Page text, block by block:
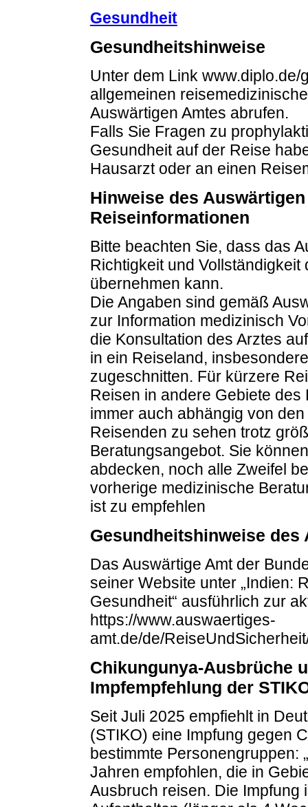
Gesundheit
Gesundheitshinweise
Unter dem Link
allgemeinen
Auswärtigen Amtes abrufen.
Falls Sie Fragen zu
Gesundheit auf der Reise
Hausarzt oder an einen
Hinweise des
Reiseinformationen
Bitte beachten Sie, dass das
Richtigkeit und
übernehmen kann.
Die Angaben sind gemäß
zur Information medizinisch
die Konsultation des Arztes
in ein Reiseland,
zugeschnitten. Für kürzere
Reisen in andere Gebiete
immer auch abhängig von
Reisenden zu sehen trotz
Beratungsangebot. Sie
abdecken, noch alle Zweifel
vorherige medizinische
ist zu empfehlen
Gesundheitshinweise des
Das Auswärtige Amt der
seiner Website unter „Indien:
Gesundheit“ ausführlich zur
https://www.auswaertiges-
amt.de/de/
Chikungunya-Ausbrüche
Impfempfehlung der
Seit Juli 2025 empfiehlt in
(STIKO) eine Impfung gegen
bestimmte Personengruppen:
Jahren empfohlen, die in
Ausbruch reisen. Die